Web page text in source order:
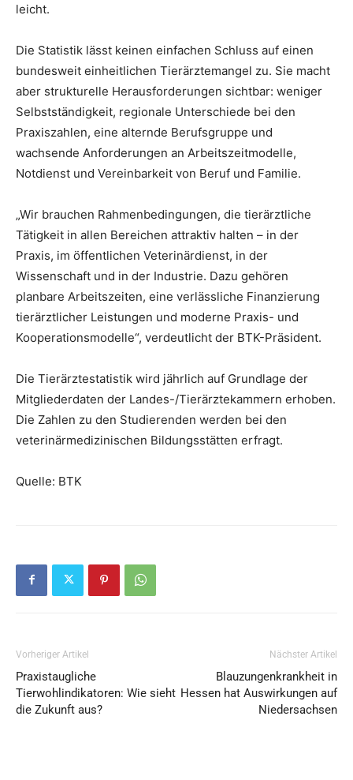
leicht.
Die Statistik lässt keinen einfachen Schluss auf einen
bundesweit einheitlichen Tierärztemangel zu. Sie macht
aber strukturelle Herausforderungen sichtbar: weniger
Selbstständigkeit, regionale Unterschiede bei den
Praxiszahlen, eine alternde Berufsgruppe und
wachsende Anforderungen an Arbeitszeitmodelle,
Notdienst und Vereinbarkeit von Beruf und Familie.
„Wir brauchen Rahmenbedingungen, die tierärztliche
Tätigkeit in allen Bereichen attraktiv halten – in der
Praxis, im öffentlichen Veterinärdienst, in der
Wissenschaft und in der Industrie. Dazu gehören
planbare Arbeitszeiten, eine verlässliche Finanzierung
tierärztlicher Leistungen und moderne Praxis- und
Kooperationsmodelle“, verdeutlicht der BTK-Präsident.
Die Tierärztestatistik wird jährlich auf Grundlage der
Mitgliederdaten der Landes-/Tierärztekammern erhoben.
Die Zahlen zu den Studierenden werden bei den
veterinärmedizinischen Bildungsstätten erfragt.
Quelle: BTK
Vorheriger Artikel
Praxistaugliche
Tierwohlindikatoren: Wie sieht
die Zukunft aus?
Nächster Artikel
Blauzungenkrankheit in
Hessen hat Auswirkungen auf
Niedersachsen